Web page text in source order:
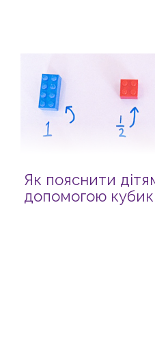
Як пояснити
допомогою